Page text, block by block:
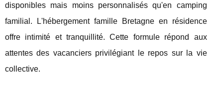
disponibles mais moins personnalisés qu'en camping
familial. L'hébergement famille Bretagne en résidence
offre intimité et tranquillité. Cette formule répond aux
attentes des vacanciers privilégiant le repos sur la vie
collective.